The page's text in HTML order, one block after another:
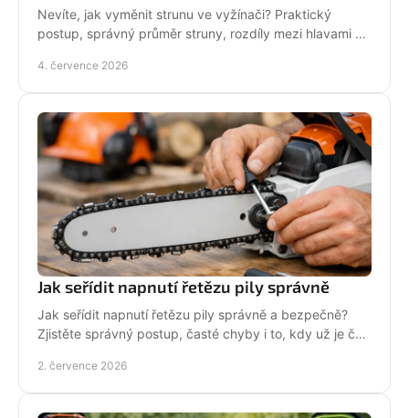
Nevíte, jak vyměnit strunu ve vyžínači? Praktický
postup, správný průměr struny, rozdíly mezi hlavami a
4. července 2026
Jak seřídit napnutí řetězu pily správně
Jak seřídit napnutí řetězu pily správně a bezpečně?
Zjistěte správný postup, časté chyby i to, kdy už je čas
2. července 2026